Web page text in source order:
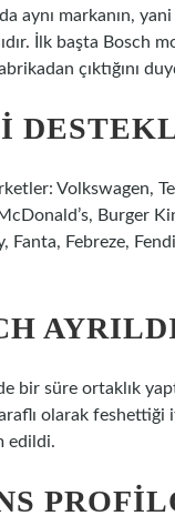
aynı markanın,
İlk başta Bosch
çıktığını
Volkswagen,
Burger
Fanta, Febreze,
bir süre ortaklık
olarak
edildi.